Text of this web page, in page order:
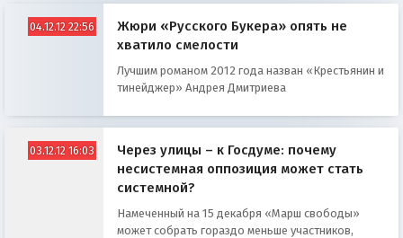
04.12.12 22:56
Жюри «Русского Букера» опять не
хватило смелости
Лучшим романом 2012 года назван «Крестьянин и
тинейджер» Андрея Дмитриева
03.12.12 16:03
Через улицы – к Госдуме: почему
несистемная оппозиция может стать
системной?
Намеченный на 15 декабря «Марш свободы»
может собрать гораздо меньше участников,